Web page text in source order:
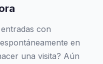
con
en
una visita? Aún